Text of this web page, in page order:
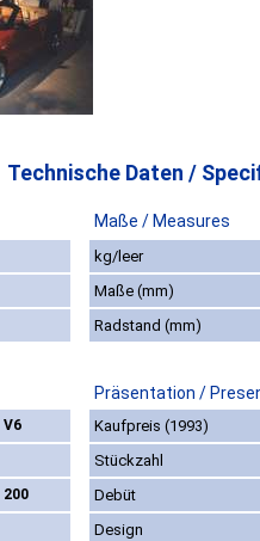
Technische Daten /
Maße / Measures
kg/leer
Maße (mm)
Radstand (mm)
Präsentation /
V6
Kaufpreis (1993)
Stückzahl
200
Debüt
Design